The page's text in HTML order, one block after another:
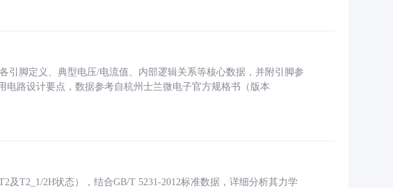
引脚定义、典型电压/电流值、内部逻辑关系等核心数据，并附引脚参
路设计要点，数据参考自杭州士兰微电子官方规格书（版本
及T2_1/2H状态），结合GB/T 5231-2012标准数据，详细分析其力学